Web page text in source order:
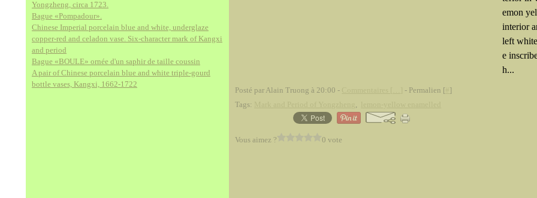
Yongzheng, circa 1723.
Bague «Pompadour».
Chinese Imperial porcelain blue and white, underglaze
copper-red and celadon vase. Six-character mark of Kangxi
and period
Bague «BOULE» ornée d'un saphir de taille coussin
A pair of Chinese porcelain blue and white triple-gourd
bottle vases, Kangxi, 1662-1722
emon
interior
left
e
h...
Posté par Alain Truong à 20:00 - - Permalien [ ]
Tags:
,
Vous aimez ? 0 vote